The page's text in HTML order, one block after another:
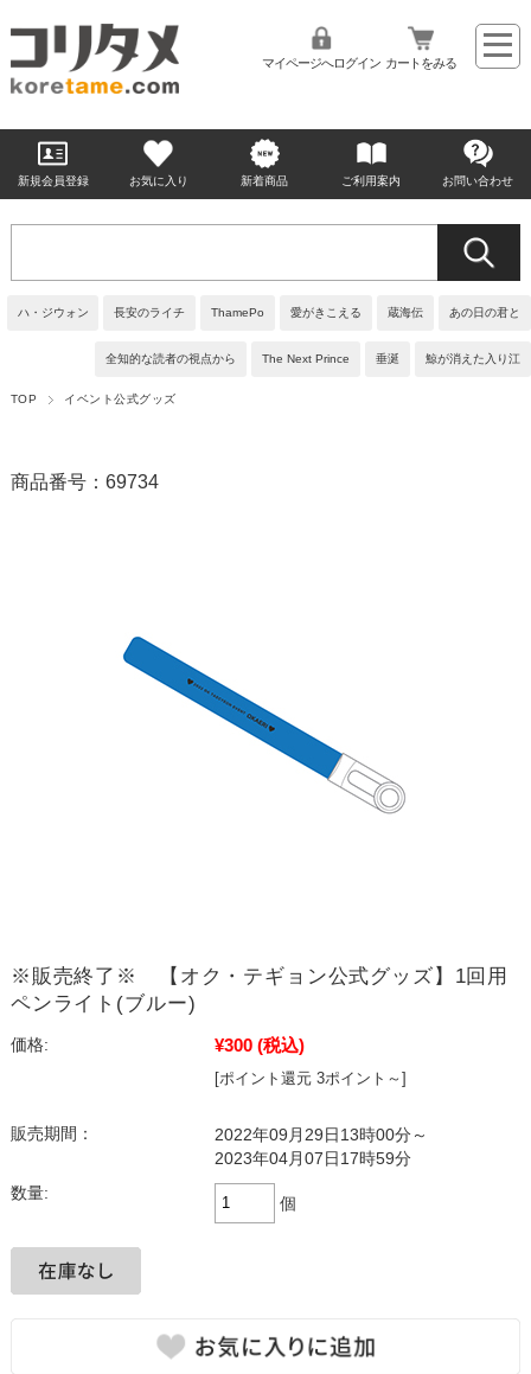
マイページへログイン カートをみる
新規会員登録 お気に入り 新着商品 ご利用案内 お問い合わせ
ハ・ジウォン 長安のライチ ThamePo 愛がきこえる 蔵海伝 あの日の君と
全知的な読者の視点から The Next Prince 垂涎 鯨が消えた入り江
TOP イベント公式グッズ
商品番号：69734
※販売終了※ 【オク・テギョン公式グッズ】1回用
ペンライト(ブルー)
価格: ¥300 (税込)
[ポイント還元 3ポイント～]
販売期間：
2022年09月29日13時00分～
2023年04月07日17時59分
数量:
個